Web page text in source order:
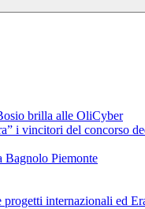
brilla alle OliCyber
i vincitori del concorso
Bagnolo Piemonte
internazionali ed